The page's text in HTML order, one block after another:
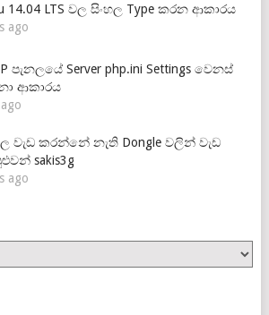
14.04 LTS වල සිංහල Type කරන ආකාරය
ago
පැනලයේ Server php.ini Settings වෙනස්
ආකාරය
වැඩ කරන්නේ නැති Dongle වලින් වැඩ
sakis3g
ago